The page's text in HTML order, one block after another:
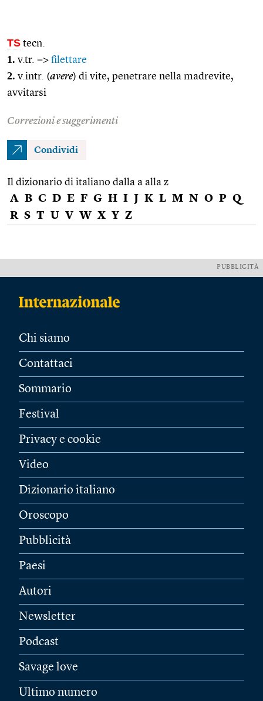
TS tecn.
1. v.tr. => filettare
2. v.intr. (avere) di vite, penetrare nella madrevite,
avvitarsi
Correzioni e suggerimenti
Condividi
Il dizionario di italiano dalla a alla z
A B C D E F G H I J K L M N O P Q
R S T U V W X Y Z
PUBBLICITÀ
Chi siamo
Contattaci
Sommario
Festival
Privacy e cookie
Video
Dizionario italiano
Oroscopo
Pubblicità
Paesi
Autori
Newsletter
Podcast
Savage love
Ultimo numero